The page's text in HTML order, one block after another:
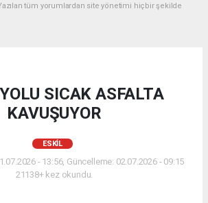
tüm yorumlardan site yönetimi hiçbir şekilde
SICAK ASFALTA
KAVUŞUYOR
ESKİL
- 13:56, Güncelleme: 02.07.2026 - 09:15
21138+ kez okundu.